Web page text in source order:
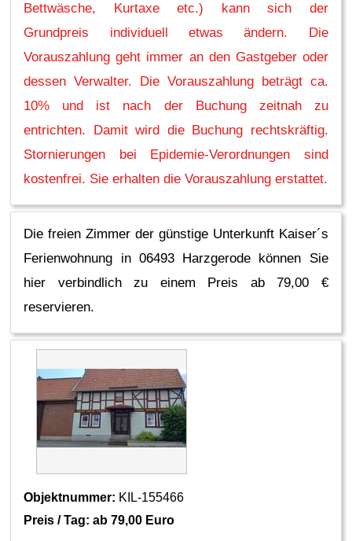
Bettwäsche, Kurtaxe etc.) kann sich der
Grundpreis individuell etwas ändern. Die
Vorauszahlung geht immer an den Gastgeber oder
dessen Verwalter. Die Vorauszahlung beträgt ca.
10% und ist nach der Buchung zeitnah zu
entrichten. Damit wird die Buchung rechtskräftig.
Stornierungen bei Epidemie-Verordnungen sind
kostenfrei. Sie erhalten die Vorauszahlung erstattet.
Die freien Zimmer der günstige Unterkunft Kaiser´s
Ferienwohnung in 06493 Harzgerode können Sie
hier verbindlich zu einem Preis ab 79,00 €
reservieren.
Objektnummer: KIL-155466
Preis / Tag: ab 79,00 Euro